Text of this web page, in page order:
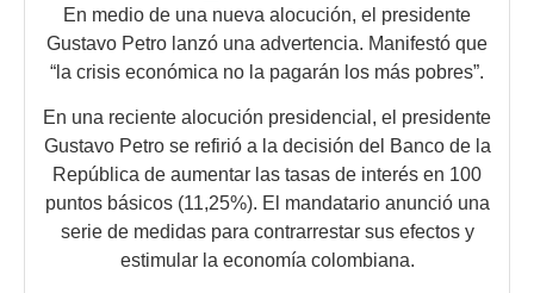
En medio de una nueva alocución, el presidente
Gustavo Petro lanzó una advertencia. Manifestó que
“la crisis económica no la pagarán los más pobres”.
En una reciente alocución presidencial, el presidente
Gustavo Petro se refirió a la decisión del Banco de la
República de aumentar las tasas de interés en 100
puntos básicos (11,25%). El mandatario anunció una
serie de medidas para contrarrestar sus efectos y
estimular la economía colombiana.